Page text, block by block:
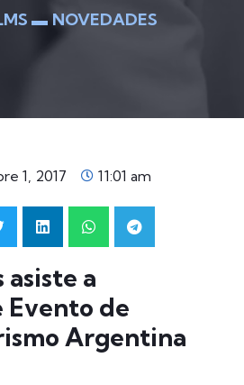
▬ NOVEDADES
1, 2017 11:01 am
a
de
Argentina